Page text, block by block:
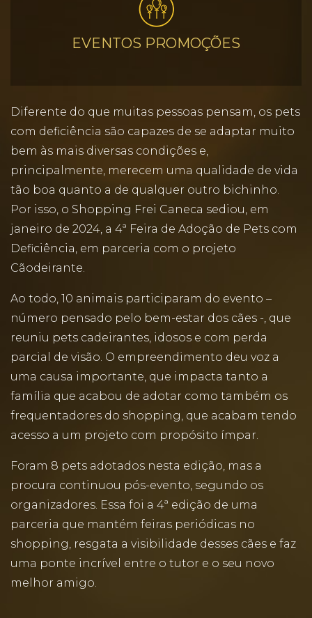
EVENTOS PROMOÇÕES
Diferente do que muitas pessoas pensam, os pets
com deficiência são capazes de se adaptar muito
bem às mais diversas condições e,
principalmente, merecem uma qualidade de vida
tão boa quanto a de qualquer outro bichinho.
Por isso, o Shopping Frei Caneca sediou, em
janeiro de 2024, a 4ª Feira de Adoção de Pets com
Deficiência, em parceria com o projeto
Cãodeirante.
Ao todo, 10 animais participaram do evento –
número pensado pelo bem-estar dos cães -, que
reuniu pets cadeirantes, idosos e com perda
parcial de visão. O empreendimento deu voz a
uma causa importante, que impacta tanto a
família que acabou de adotar como também os
frequentadores do shopping, que acabam tendo
acesso a um projeto com propósito ímpar.
Foram 8 pets adotados nesta edição, mas a
procura continuou pós-evento, segundo os
organizadores. Essa foi a 4ª edição de uma
parceria que mantém feiras periódicas no
shopping, resgata a visibilidade desses cães e faz
uma ponte incrível entre o tutor e o seu novo
melhor amigo.